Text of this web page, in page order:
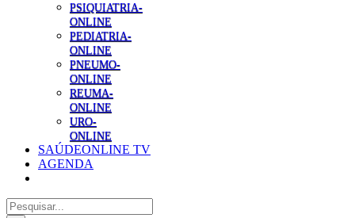
PSIQUIATRIA-
ONLINE
PEDIATRIA-
ONLINE
PNEUMO-
ONLINE
REUMA-
ONLINE
URO-
ONLINE
SAÚDEONLINE TV
AGENDA
Pesquisar